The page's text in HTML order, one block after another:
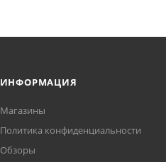
ИНФОРМАЦИЯ
Магазины
Политика конфиденциальности
Обзоры